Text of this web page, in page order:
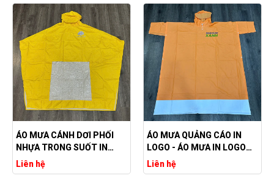
ÁO MƯA CÁNH DƠI PHỐI
NHỰA TRONG SUỐT IN
LOGO QUẢNG CÁO
Liên hệ
ÁO MƯA QUẢNG CÁO IN
LOGO - ÁO MƯA IN LOGO
GIÁ RẺ
Liên hệ